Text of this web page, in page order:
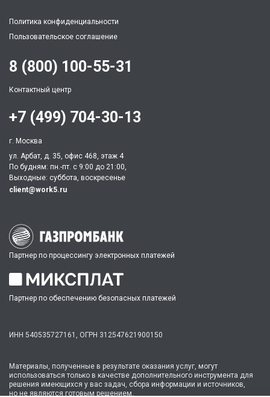
Политика конфиденциальности
Пользовательское соглашение
Партнер по процессингу электронных платежей
Партнер по обеспечению безопасных платежей
ИНН 540535727161, ОГРН 312547621900150
8 (800) 100-55-31
Контактный центр
+7 (499) 704-30-13
г. Москва
ул. Арбат, д. 35, офис 468, этаж 4
По будням: пн.-пт. c 9:00 до 21:00,
Выходные: суббота, воскресенье
client@work5.ru
Материалы, полученные в результате оказания услуг, могут
использоваться только в качестве дополнительного инструмента для
решения имеющихся у вас задач, сбора информации и источников,
но не являются готовым решением.